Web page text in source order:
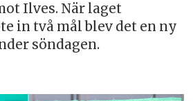
Ilves. När laget
in två mål blev det en ny
söndagen.